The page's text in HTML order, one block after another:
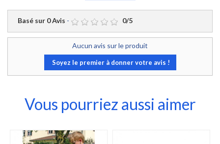
Basé sur 0Avis - 0/5
Aucun avis sur le produit
Soyez le premier à donner votre avis !
Vous pourriez aussi aimer